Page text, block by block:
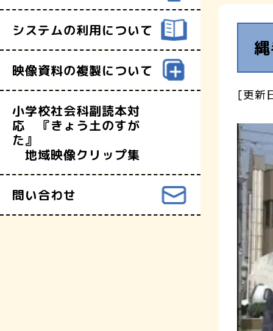
システムの利用について
映像資料の複製について
小学校社会科副読本対
応 『きょう土のすが
た』
地域映像クリップ集
問い合わせ
[更新